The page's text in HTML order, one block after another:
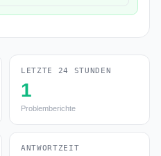
LETZTE 24 STUNDEN
1
Problemberichte
ANTWORTZEIT